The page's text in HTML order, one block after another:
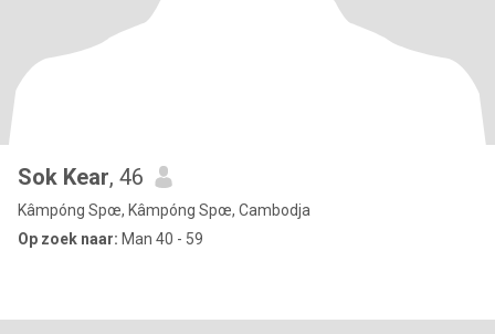
Sok Kear, 46
Kâmpóng Spœ, Kâmpóng Spœ, Cambodja
Op zoek naar: Man 40 - 59